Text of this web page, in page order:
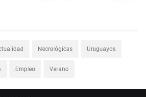
Necrológicas Uruguayos
Empleo Verano